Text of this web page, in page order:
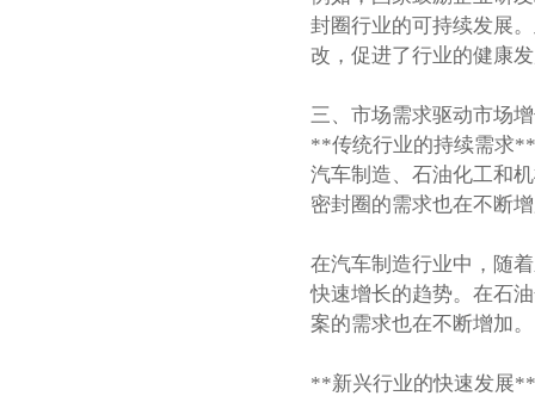
封圈行业的可持续发展
改，促进了行业的健康
三、市场需求驱动市场
**传统行业的持续需求**
汽车制造、石油化工和
密封圈的需求也在不断
在汽车制造行业中，随
快速增长的趋势。在石
案的需求也在不断增加。
**新兴行业的快速发展**